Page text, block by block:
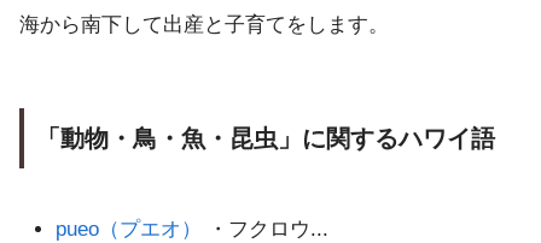
海から南下して出産と子育てをします。
「動物・鳥・魚・昆虫」に関するハワイ語
pueo（プエオ）
・フクロウ...